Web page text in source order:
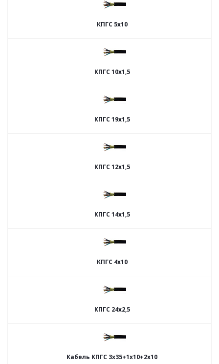
КПГС 5х10
КПГС 10х1,5
КПГС 19х1,5
КПГС 12х1,5
КПГС 14х1,5
КПГС 4х10
КПГС 24х2,5
Кабель КПГС 3х35+1х10+2х10